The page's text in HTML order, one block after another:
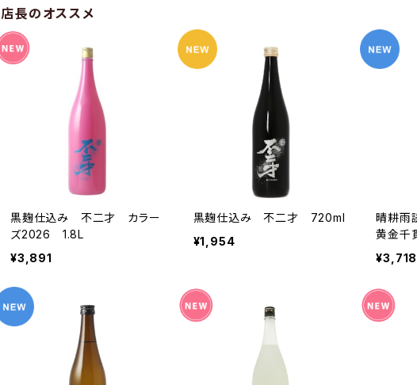
店長のオススメ
黒麹仕込み 不二才 カラー
ズ2026 1.8L
¥3,891
黒麹仕込み 不二才 720ml
¥1,954
晴耕雨
黄金
¥3,718